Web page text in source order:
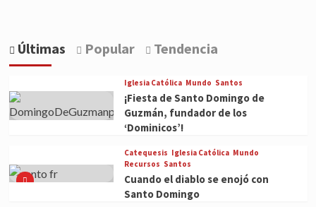
Últimas Popular Tendencia
Iglesia Católica Mundo Santos
¡Fiesta de Santo Domingo de
Guzmán, fundador de los
‘Dominicos’!
Catequesis Iglesia Católica Mundo
Recursos Santos
Cuando el diablo se enojó con
Santo Domingo